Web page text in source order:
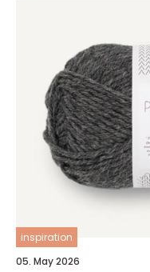
inspiration
05. May 2026